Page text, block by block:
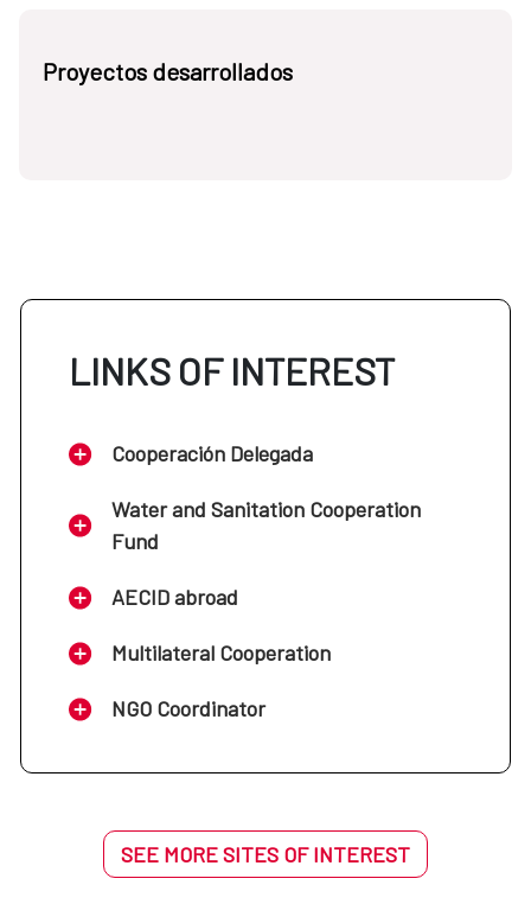
Proyectos desarrollados
LINKS OF INTEREST
Cooperación Delegada
Water and Sanitation Cooperation
Fund
AECID abroad
Multilateral Cooperation
NGO Coordinator
SEE MORE SITES OF INTEREST